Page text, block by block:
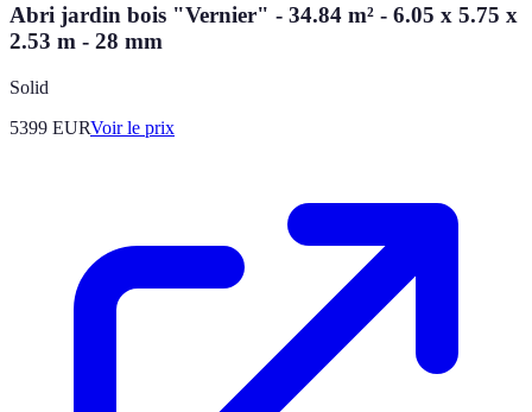
Abri jardin bois "Vernier" - 34.84 m² - 6.05 x 5.75 x
2.53 m - 28 mm
Solid
5399 EURVoir le prix